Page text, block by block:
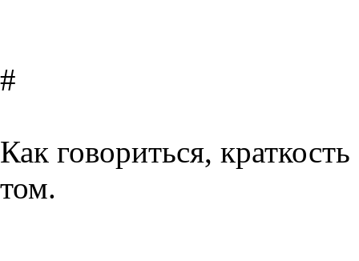
#
Как говориться,
том.